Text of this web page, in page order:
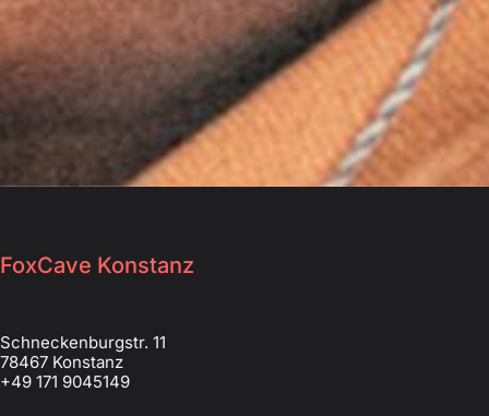
FoxCave Konstanz
Schneckenburgstr. 11
78467 Konstanz
+49 171 9045149